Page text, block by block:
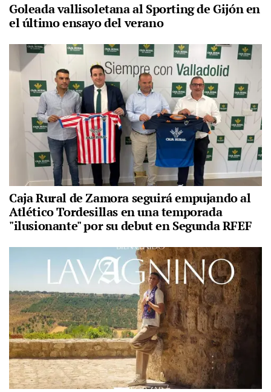
Goleada vallisoletana al Sporting de Gijón en
el último ensayo del verano
Caja Rural de Zamora seguirá empujando al
Atlético Tordesillas en una temporada
"ilusionante" por su debut en Segunda RFEF